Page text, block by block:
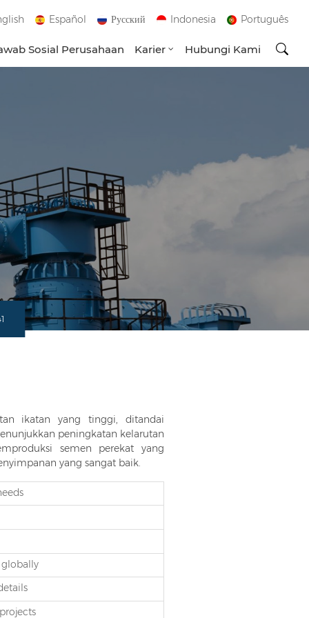
Español Русский Indonesia Português
Sosial Perusahaan Karier Hubungi Kami
ikatan yang tinggi, ditandai
peningkatan kelarutan
semen perekat yang
yang sangat baik.